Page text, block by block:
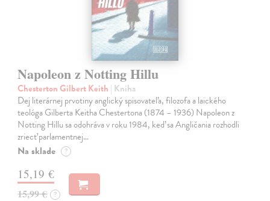
Napoleon z Notting Hillu
Chesterton Gilbert Keith | Kniha
Dej literárnej prvotiny anglický spisovateľa, filozofa a laického
teológa Gilberta Keitha Chestertona (1874 – 1936) Napoleon z
Notting Hillu sa odohráva v roku 1984, keď sa Angličania rozhodli
zriecť parlamentnej…
Na sklade ?
15,19 €
15,99 € ?